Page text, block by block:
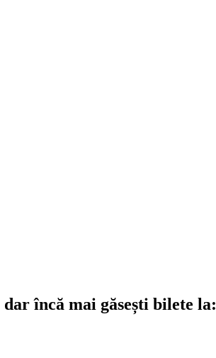
dar încă mai găsești bilete la: